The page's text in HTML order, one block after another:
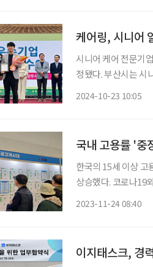
케어링, 시니어
시니어 케어 전문기
정됐다. 부산시는 시니어일자리 창출 우수기업으로 케어링 등 10곳을 선정하고 지난 17일 부
2024-10-23 10:05
국내 고용률 '중
한국의 15세 이상
상승했다. 코로나19
2023-11-24 08:40
이지태스크, 경